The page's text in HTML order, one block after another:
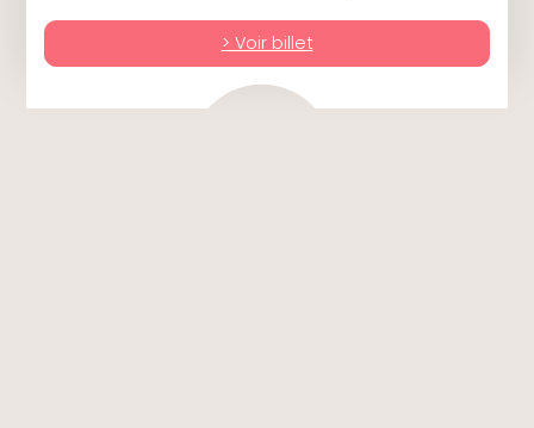
souffle, la perspective vertigineuse donne de
> Voir billet